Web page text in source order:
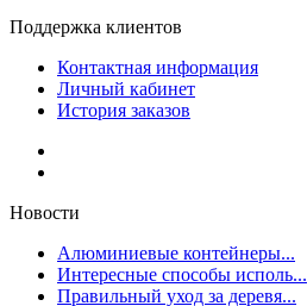
Поддержка клиентов
Контактная информация
Личный кабинет
История заказов
Новости
Алюминиевые контейнеры...
Интересные способы исполь...
Правильный уход за деревя...